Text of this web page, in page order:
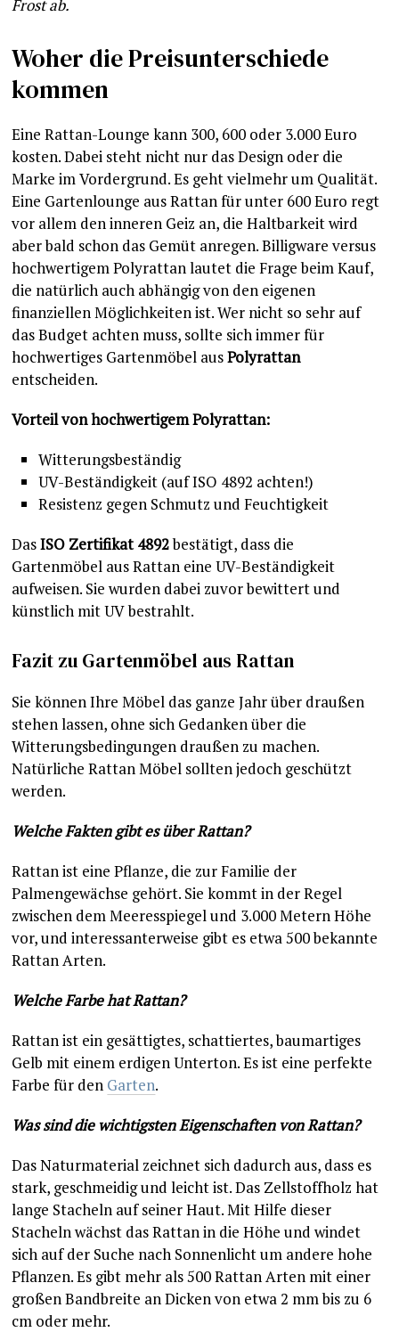
Frost ab.
Woher die Preisunterschiede
kommen
Eine Rattan-Lounge kann 300, 600 oder 3.000 Euro
kosten. Dabei steht nicht nur das Design oder die
Marke im Vordergrund. Es geht vielmehr um Qualität.
Eine Gartenlounge aus Rattan für unter 600 Euro regt
vor allem den inneren Geiz an, die Haltbarkeit wird
aber bald schon das Gemüt anregen. Billigware versus
hochwertigem Polyrattan lautet die Frage beim Kauf,
die natürlich auch abhängig von den eigenen
finanziellen Möglichkeiten ist. Wer nicht so sehr auf
das Budget achten muss, sollte sich immer für
hochwertiges Gartenmöbel ausPolyrattan
entscheiden.
Vorteil von hochwertigem Polyrattan:
Witterungsbeständig
UV-Beständigkeit (auf ISO 4892 achten!)
Resistenz gegen Schmutz und Feuchtigkeit
DasISO Zertifikat 4892bestätigt, dass die
Gartenmöbel aus Rattan eine UV-Beständigkeit
aufweisen. Sie wurden dabei zuvor bewittert und
künstlich mit UV bestrahlt.
Fazit zu Gartenmöbel aus Rattan
Sie können Ihre Möbel das ganze Jahr über draußen
stehen lassen, ohne sich Gedanken über die
Witterungsbedingungen draußen zu machen.
Natürliche Rattan Möbel sollten jedoch geschützt
werden.
Welche Fakten gibt es über Rattan?
Rattan ist eine Pflanze, die zur Familie der
Palmengewächse gehört. Sie kommt in der Regel
zwischen dem Meeresspiegel und 3.000 Metern Höhe
vor, und interessanterweise gibt es etwa 500 bekannte
Rattan Arten.
Welche Farbe hat Rattan?
Rattan ist ein gesättigtes, schattiertes, baumartiges
Gelb mit einem erdigen Unterton. Es ist eine perfekte
Farbe für den Garten.
Was sind die wichtigsten Eigenschaften von Rattan?
Das Naturmaterial zeichnet sich dadurch aus, dass es
stark, geschmeidig und leicht ist. Das Zellstoffholz hat
lange Stacheln auf seiner Haut. Mit Hilfe dieser
Stacheln wächst das Rattan in die Höhe und windet
sich auf der Suche nach Sonnenlicht um andere hohe
Pflanzen. Es gibt mehr als 500 Rattan Arten mit einer
großen Bandbreite an Dicken von etwa 2 mm bis zu 6
cm oder mehr.